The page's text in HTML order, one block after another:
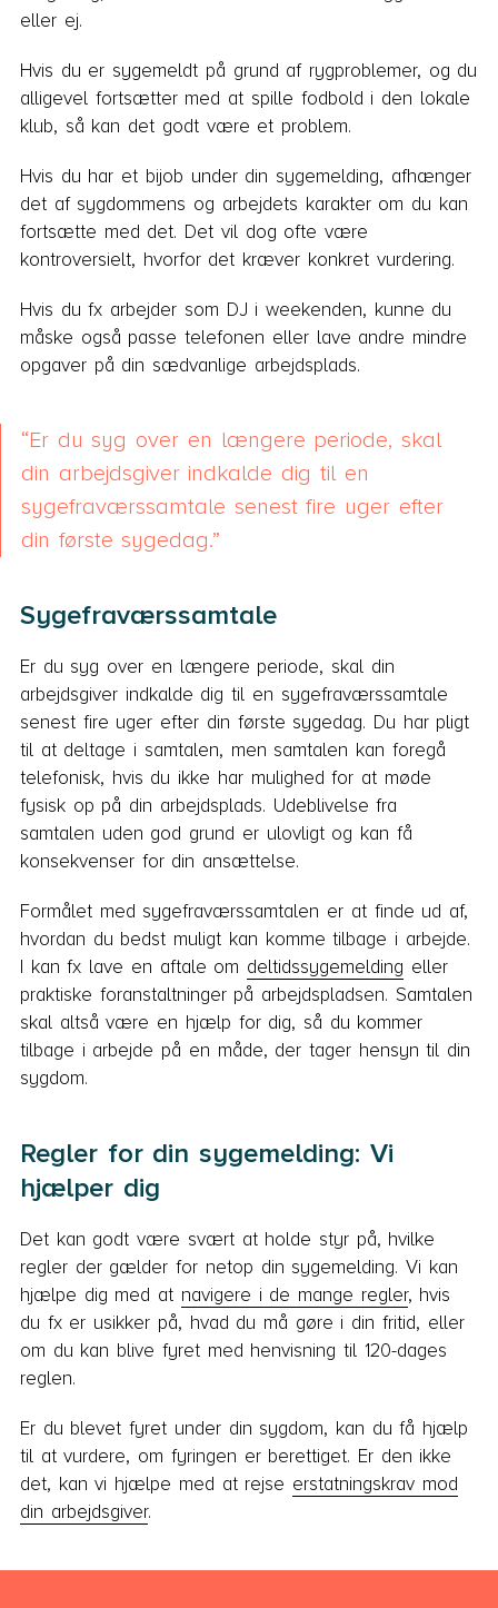
eller ej.
Hvis du er sygemeldt på grund af rygproblemer, og du
alligevel fortsætter med at spille fodbold i den lokale
klub, så kan det godt være et problem.
Hvis du har et bijob under din sygemelding, afhænger
det af sygdommens og arbejdets karakter om du kan
fortsætte med det. Det vil dog ofte være
kontroversielt, hvorfor det kræver konkret vurdering.
Hvis du fx arbejder som DJ i weekenden, kunne du
måske også passe telefonen eller lave andre mindre
opgaver på din sædvanlige arbejdsplads.
Er du syg over en længere periode, skal
din arbejdsgiver indkalde dig til en
sygefraværssamtale senest fire uger efter
din første sygedag.
Sygefraværssamtale
Er du syg over en længere periode, skal din
arbejdsgiver indkalde dig til en sygefraværssamtale
senest fire uger efter din første sygedag. Du har pligt
til at deltage i samtalen, men samtalen kan foregå
telefonisk, hvis du ikke har mulighed for at møde
fysisk op på din arbejdsplads. Udeblivelse fra
samtalen uden god grund er ulovligt og kan få
konsekvenser for din ansættelse.
Formålet med sygefraværssamtalen er at finde ud af,
hvordan du bedst muligt kan komme tilbage i arbejde.
I kan fx lave en aftale om deltidssygemelding eller
praktiske foranstaltninger på arbejdspladsen. Samtalen
skal altså være en hjælp for dig, så du kommer
tilbage i arbejde på en måde, der tager hensyn til din
sygdom.
Regler for din sygemelding: Vi
hjælper dig
Det kan godt være svært at holde styr på, hvilke
regler der gælder for netop din sygemelding. Vi kan
hjælpe dig med at navigere i de mange regler, hvis
du fx er usikker på, hvad du må gøre i din fritid, eller
om du kan blive fyret med henvisning til 120-dages
reglen.
Er du blevet fyret under din sygdom, kan du få hjælp
til at vurdere, om fyringen er berettiget. Er den ikke
det, kan vi hjælpe med at rejse erstatningskrav mod
din arbejdsgiver.